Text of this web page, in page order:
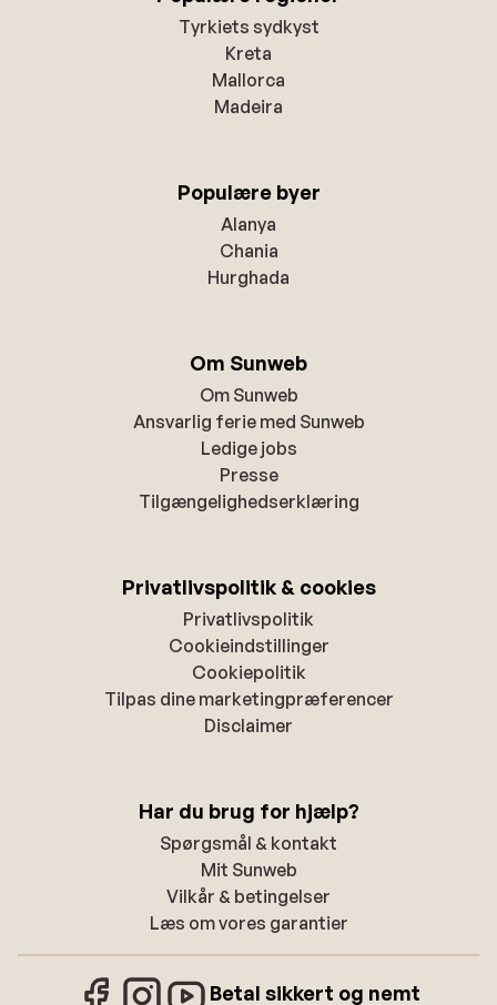
Tyrkiets sydkyst
Kreta
Mallorca
Madeira
Populære byer
Alanya
Chania
Hurghada
Om Sunweb
Om Sunweb
Ansvarlig ferie med Sunweb
Ledige jobs
Presse
Tilgængelighedserklæring
Privatlivspolitik & cookies
Privatlivspolitik
Cookieindstillinger
Cookiepolitik
Tilpas dine marketingpræferencer
Disclaimer
Har du brug for hjælp?
Spørgsmål & kontakt
Mit Sunweb
Vilkår & betingelser
Læs om vores garantier
Betal sikkert og nemt